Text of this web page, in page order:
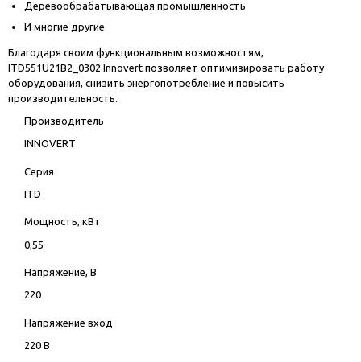
Деревообрабатывающая промышленность
И многие другие
Благодаря своим функциональным возможностям,
ITD551U21B2_0302 Innovert позволяет оптимизировать работу
оборудования, снизить энергопотребление и повысить
производительность.
Производитель
INNOVERT
Серия
ITD
Мощность, кВт
0,55
Напряжение, В
220
Напряжение вход
220 В